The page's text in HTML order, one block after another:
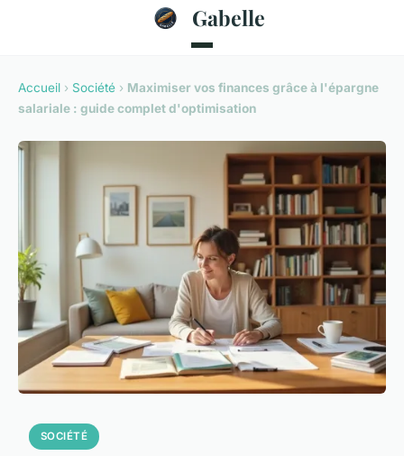
Gabelle
Accueil › Société › Maximiser vos finances grâce à l'épargne
salariale : guide complet d'optimisation
SOCIÉTÉ